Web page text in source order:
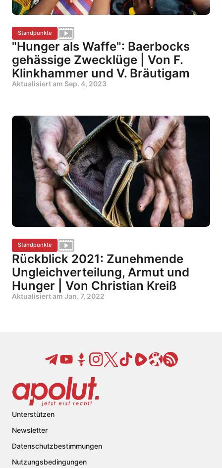
Standpunkte
"Hunger als Waffe": Baerbocks
gehässige Zwecklüge | Von F.
Klinkhammer und V. Bräutigam
Aktualisiert am Sep. 4, 2023
Standpunkte
Rückblick 2021: Zunehmende
Ungleichverteilung, Armut und
Hunger | Von Christian Kreiß
Aktualisiert am Jan. 7, 2022
Unterstützen
Newsletter
Datenschutzbestimmungen
Nutzungsbedingungen